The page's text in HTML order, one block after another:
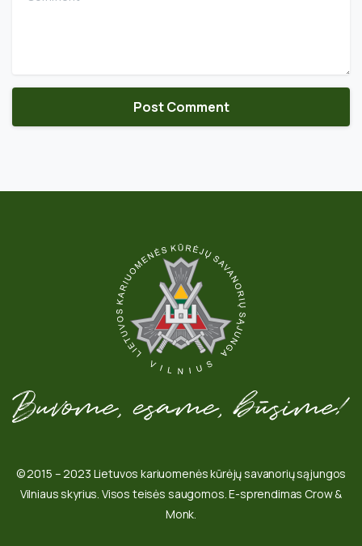
© 2015 – 2023 Lietuvos kariuomenės kūrėjų savanorių sąjungos
Vilniaus skyrius. Visos teisės saugomos. E-sprendimas Crow &
Monk.